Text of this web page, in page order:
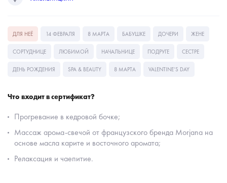
ДЛЯ НЕЁ 14 ФЕВРАЛЯ 8 МАРТА БАБУШКЕ ДОЧЕРИ ЖЕНЕ
СОРТУДНИЦЕ ЛЮБИМОЙ НАЧАЛЬНИЦЕ ПОДРУГЕ СЕСТРЕ
ДЕНЬ РОЖДЕНИЯ SPA & BEAUTY 8 МАРТА VALENTINE’S DAY
Что входитвсертификат?
Прогревание в кедровой бочке;
Массаж арома-свечой от французского бренда Morjana на
основе масла карите и восточного аромата;
Релаксация и чаепитие.